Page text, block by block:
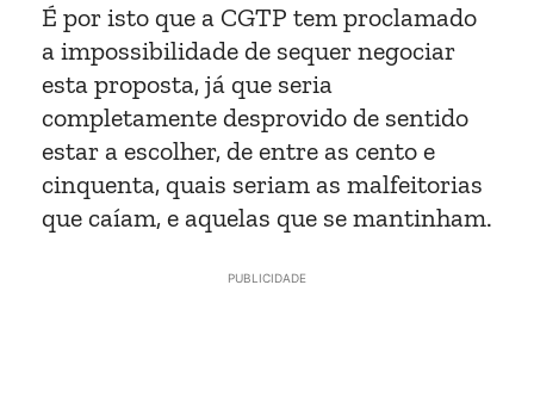
É por isto que a CGTP tem proclamado
a impossibilidade de sequer negociar
esta proposta, já que seria
completamente desprovido de sentido
estar a escolher, de entre as cento e
cinquenta, quais seriam as malfeitorias
que caíam, e aquelas que se mantinham.
PUBLICIDADE